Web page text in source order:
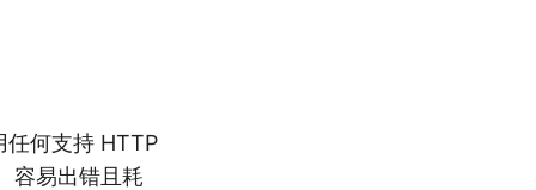
任何支持 HTTP
容易出错且耗